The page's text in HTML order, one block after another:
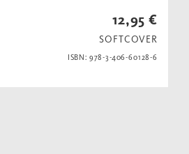
12,95 €
SOFTCOVER
ISBN: 978-3-406-60128-6